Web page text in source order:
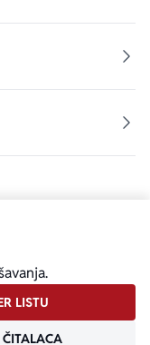
LISTU